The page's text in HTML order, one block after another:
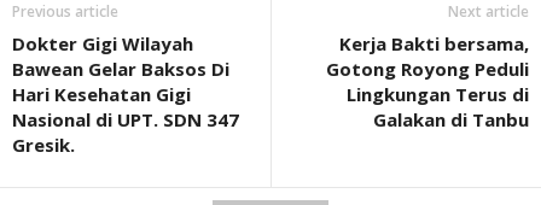
Previous article
Dokter Gigi Wilayah
Bawean Gelar Baksos Di
Hari Kesehatan Gigi
Nasional di UPT. SDN 347
Gresik.
Next article
Kerja Bakti bersama,
Gotong Royong Peduli
Lingkungan Terus di
Galakan di Tanbu